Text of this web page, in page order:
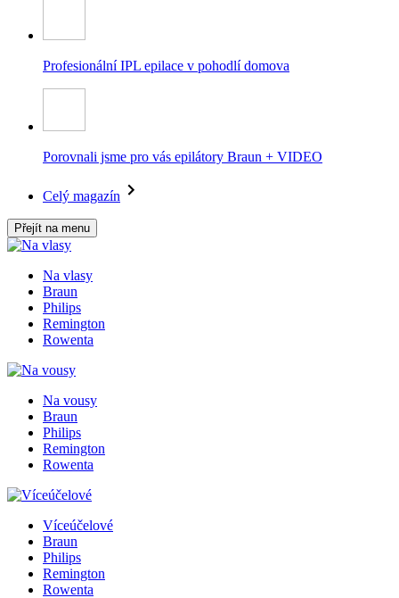
Profesionální IPL epilace v pohodlí domova
Porovnali jsme pro vás epilátory Braun + VIDEO
Celý magazín
Přejít na menu
Na vlasy
Braun
Philips
Remington
Rowenta
Na vousy
Braun
Philips
Remington
Rowenta
Víceúčelové
Braun
Philips
Remington
Rowenta